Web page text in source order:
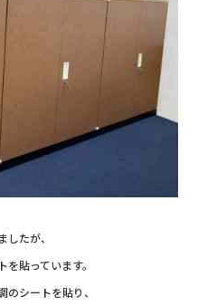
たが、
貼っています。
シートを貼り、